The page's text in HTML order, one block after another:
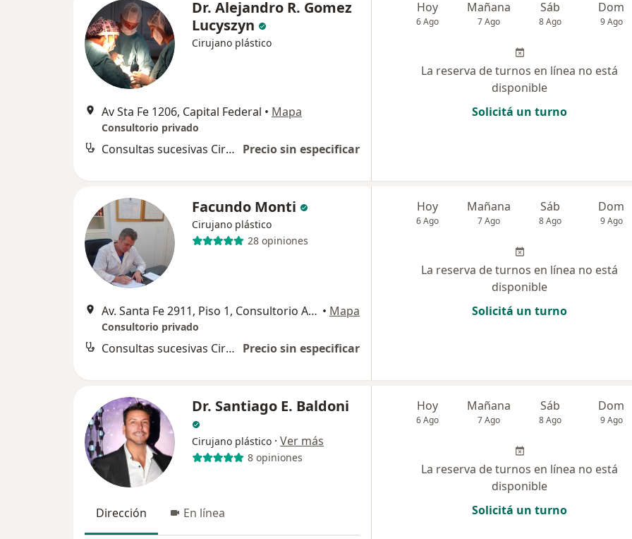
Dr. Alejandro R. Gomez
Lucyszyn
Cirujano plástico
Av Sta Fe 1206, Capital Federal • Mapa
Consultorio privado
Consultas sucesivas Cirugía Plástica, Estética y Reparadora Precio sin especificar
Hoy
6 Ago
Mañana
7 Ago
Sáb
8 Ago
Dom
9 Ago
La reserva de turnos en línea no está
disponible
Solicitá un turno
Facundo Monti
Cirujano plástico
28 opiniones
Av. Santa Fe 2911, Piso 1, Consultorio A, Capital Federal • Mapa
Consultorio privado
Consultas sucesivas Cirugía Plástica, Estética y Reparadora Precio sin especificar
Hoy
6 Ago
Mañana
7 Ago
Sáb
8 Ago
Dom
9 Ago
La reserva de turnos en línea no está
disponible
Solicitá un turno
Dr. Santiago E. Baldoni
Cirujano plástico · Ver más
8 opiniones
Dirección En línea
Hoy
6 Ago
Mañana
7 Ago
Sáb
8 Ago
Dom
9 Ago
La reserva de turnos en línea no está
disponible
Solicitá un turno